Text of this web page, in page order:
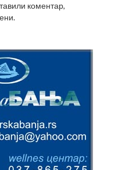
коментар,
.